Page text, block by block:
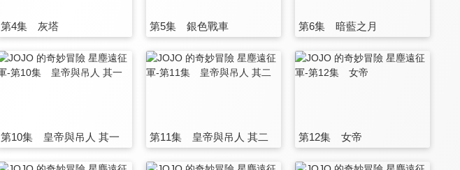
第4集 灰塔 第5集 銀色戰車 第6集 暗藍之月
第10集 皇帝與吊人 其一 第11集 皇帝與吊人 其二 第12集 女帝